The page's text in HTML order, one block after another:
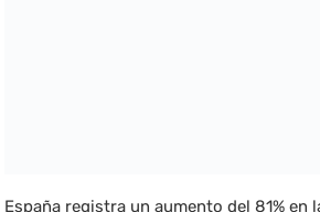
España registra un aumento del 81% en